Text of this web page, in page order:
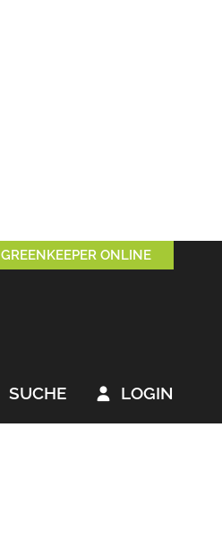
GREENKEEPER ONLINE
SUCHE  LOGIN